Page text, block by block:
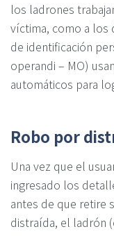
los ladrones
víctima, como a los
de identificación
operandi – MO)
automáticos para
Robo por
Una vez que el
ingresado los
antes de que retire
distraída, el ladrón